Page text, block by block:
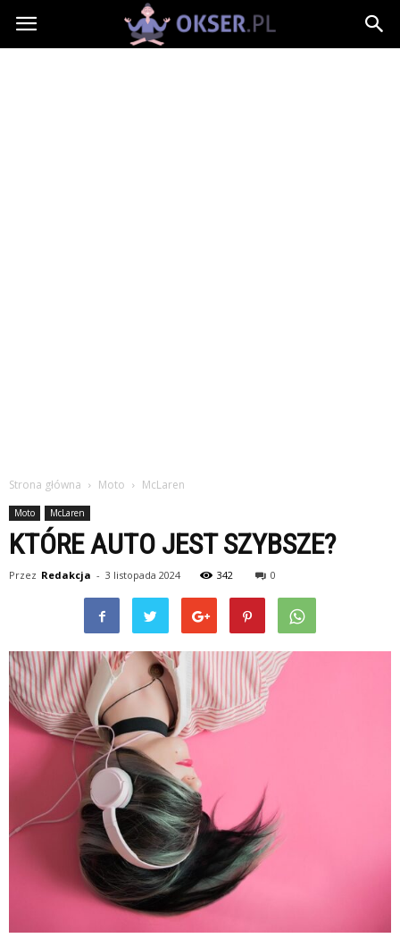
Okser.pl
Strona główna Moto McLaren
Moto McLaren
KTÓRE AUTO JEST SZYBSZE?
Przez Redakcja - 3 listopada 2024 342 0